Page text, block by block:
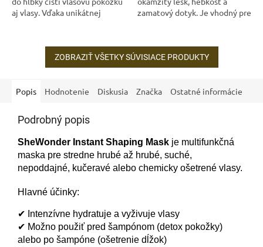
aj vlasy. Vďaka unikátnej
regeneráciu a...
zamatový dotyk. Je vhodný pre
vlasov...
ZOBRAZIŤ VŠETKY SÚVISIACE PRODUKTY
Popis Hodnotenie Diskusia Značka Ostatné informácie
Podrobný popis
SheWonder Instant Shaping Mask je multifunkčná
maska pre stredne hrubé až hrubé, suché,
nepoddajné, kučeravé alebo chemicky ošetrené vlasy.
Hlavné účinky:
✔ Intenzívne hydratuje a vyživuje vlasy
✔ Možno použiť pred šampónom (detox pokožky)
alebo po šampóne (ošetrenie dĺžok)